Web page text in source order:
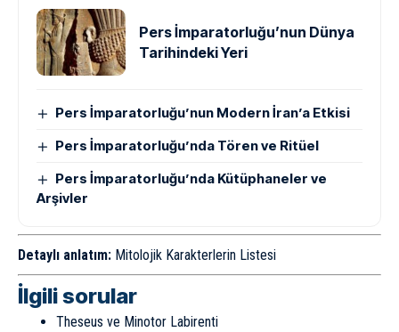
Pers İmparatorluğu’nun Dünya
Tarihindeki Yeri
Pers İmparatorluğu’nun Modern İran’a Etkisi
Pers İmparatorluğu’nda Tören ve Ritüel
Pers İmparatorluğu’nda Kütüphaneler ve
Arşivler
Detaylı anlatım: Mitolojik Karakterlerin Listesi
İlgili sorular
Theseus ve Minotor Labirenti